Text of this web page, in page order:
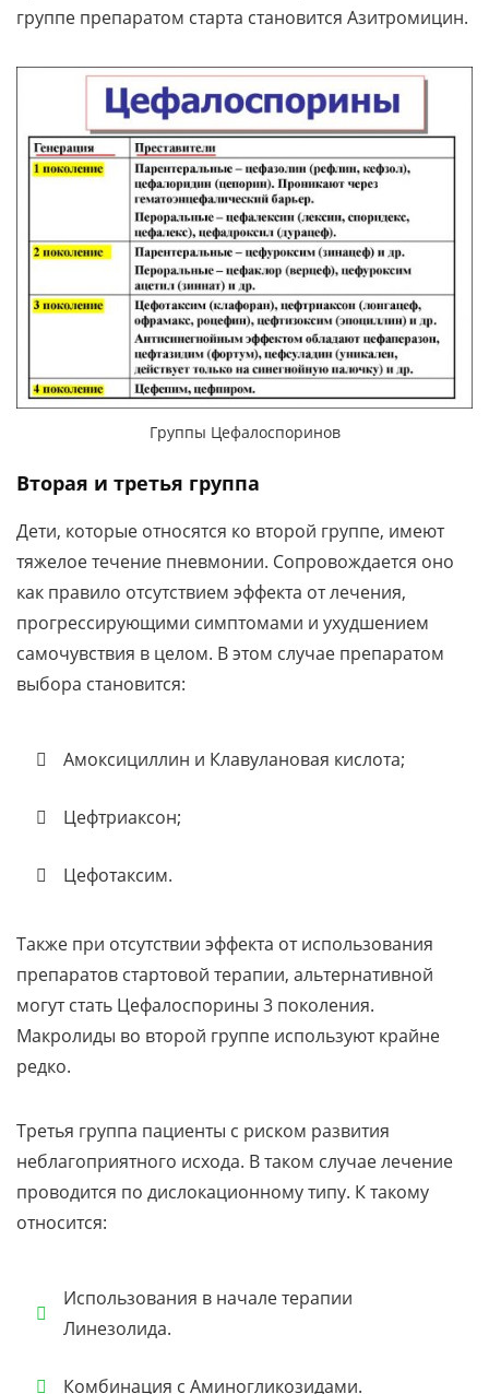
группе препаратом старта становится Азитромицин.
Группы Цефалоспоринов
Вторая и третья группа
Дети, которые относятся ко второй группе, имеют
тяжелое течение пневмонии. Сопровождается оно
как правило отсутствием эффекта от лечения,
прогрессирующими симптомами и ухудшением
самочувствия в целом. В этом случае препаратом
выбора становится:
Амоксициллин и Клавулановая кислота;
Цефтриаксон;
Цефотаксим.
Также при отсутствии эффекта от использования
препаратов стартовой терапии, альтернативной
могут стать Цефалоспорины 3 поколения.
Макролиды во второй группе используют крайне
редко.
Третья группа пациенты с риском развития
неблагоприятного исхода. В таком случае лечение
проводится по дислокационному типу. К такому
относится:
Использования в начале терапии
Линезолида.
Комбинация с Аминогликозидами.